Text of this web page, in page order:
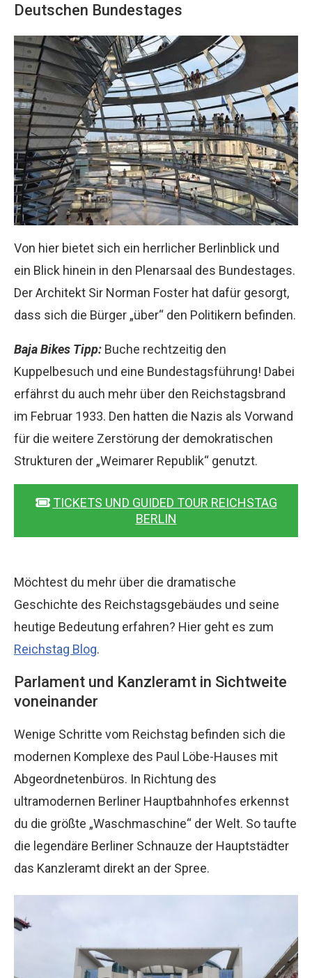
Deutschen Bundestages
Von hier bietet sich ein herrlicher Berlinblick und
ein Blick hinein in den Plenarsaal des Bundestages.
Der Architekt Sir Norman Foster hat dafür gesorgt,
dass sich die Bürger „über“ den Politikern befinden.
Baja Bikes Tipp: Buche rechtzeitig den
Kuppelbesuch und eine Bundestagsführung! Dabei
erfährst du auch mehr über den Reichstagsbrand
im Februar 1933. Den hatten die Nazis als Vorwand
für die weitere Zerstörung der demokratischen
Strukturen der „Weimarer Republik“ genutzt.
TICKETS UND GUIDED TOUR REICHSTAG
BERLIN
Möchtest du mehr über die dramatische
Geschichte des Reichstagsgebäudes und seine
heutige Bedeutung erfahren? Hier geht es zum
Reichstag Blog.
Parlament und Kanzleramt in Sichtweite
voneinander
Wenige Schritte vom Reichstag befinden sich die
modernen Komplexe des Paul Löbe-Hauses mit
Abgeordnetenbüros. In Richtung des
ultramodernen Berliner Hauptbahnhofes erkennst
du die größte „Waschmaschine“ der Welt. So taufte
die legendäre Berliner Schnauze der Hauptstädter
das Kanzleramt direkt an der Spree.